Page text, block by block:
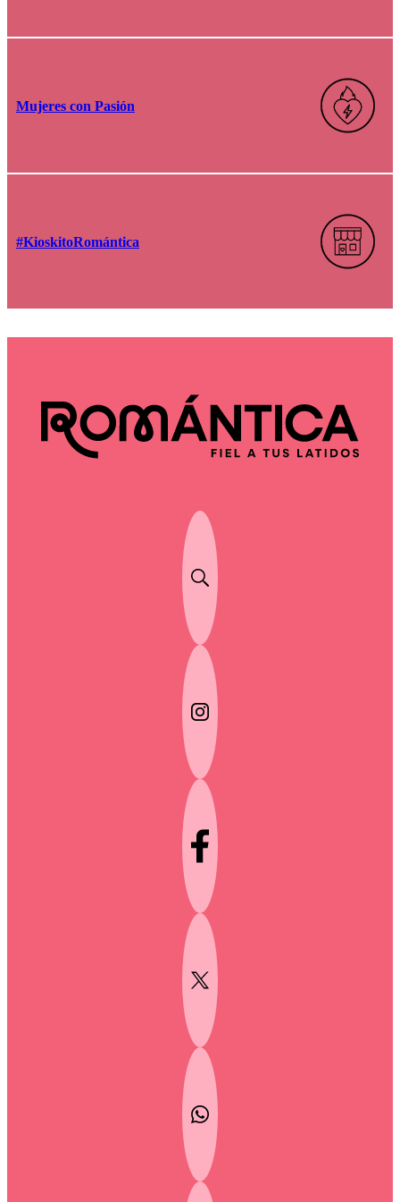
Mujeres con Pasión
#KioskitoRomántica